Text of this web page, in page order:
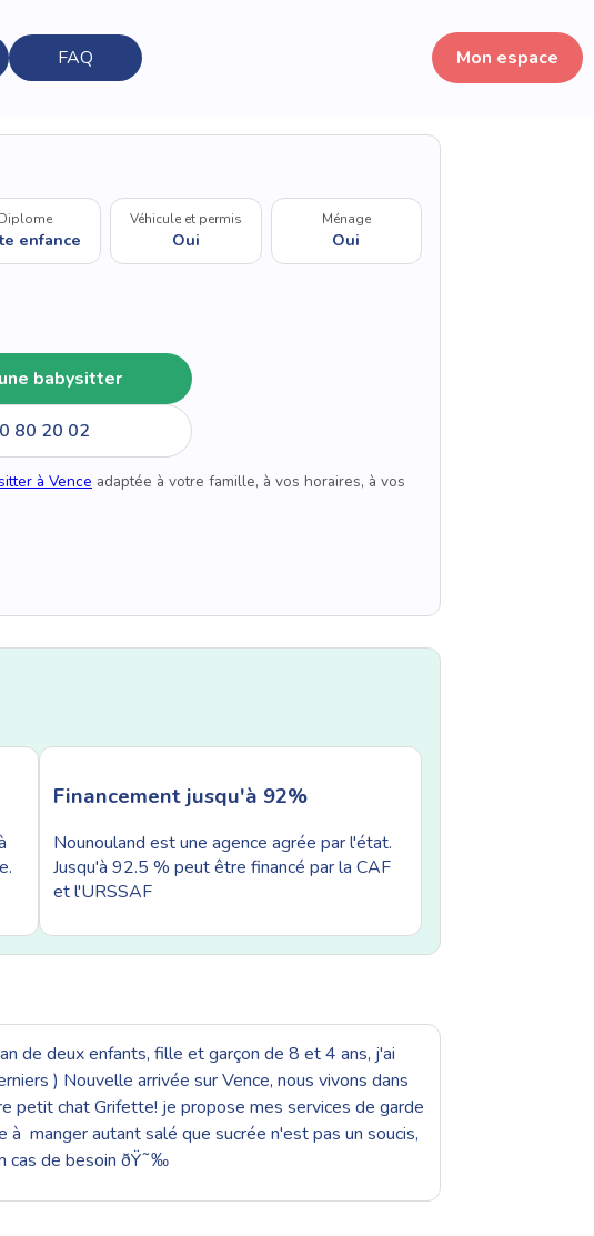
FAQ Mon espace
Diplome
enfance
Véhicule et permis
Oui
Ménage
Oui
babysitter
80 20 02
à Vence adaptée à votre famille, à vos horaires, à vos
Financement jusqu'à 92%
Nounouland est une agence agrée par l'état.
Jusqu'à 92.5 % peut être financé par la CAF
et l'URSSAF
de deux enfants, fille et garçon de 8 et 4 ans, j'ai
) Nouvelle arrivée sur Vence, nous vivons dans
petit chat Grifette! je propose mes services de garde
manger autant salé que sucrée n'est pas un soucis,
cas de besoin ðŸ˜‰